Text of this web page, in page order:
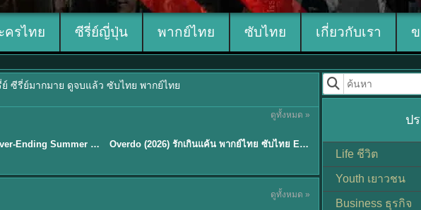
ครไทย ซีรี่ย์ญี่ปุ่น พากย์ไทย ซับไทย เกี่ยวกับเรา
ย์ ซีรี่ย์มากมาย ดูจบแล้ว ซับไทย พากย์ไทย
ดูทั้งหมด »
ฤดูร้อนนิรันดร์ (2026) Never-Ending Summer พากย์ไทย EP.1-29 Overdo (2026) รักเกินแค้น พากย์ไทย ซับไทย EP1-33 (จบ)
ดูทั้งหมด »
ป
Life ชีวิต
Youth เยาวชน
Business ธุรกิจ